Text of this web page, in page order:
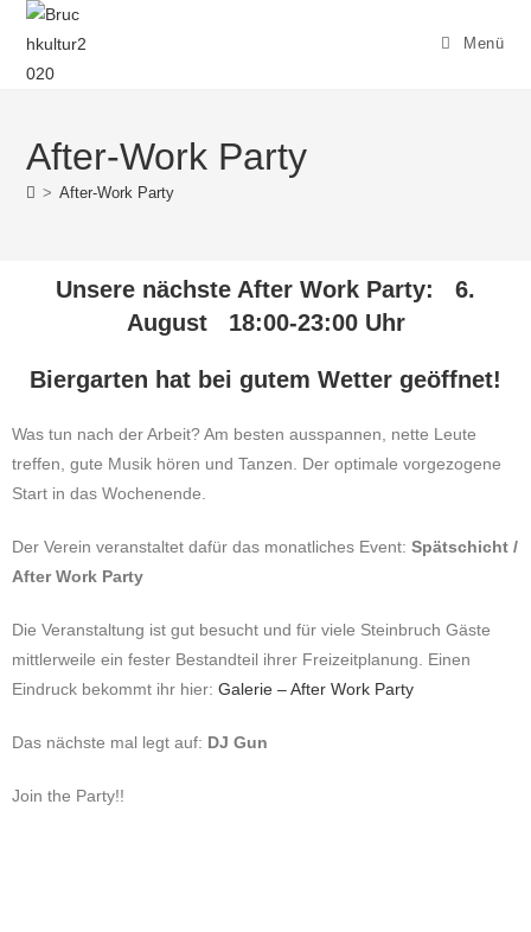
Menü
After-Work Party
> After-Work Party
Unsere nächste After Work Party: 6.
August 18:00-23:00 Uhr
Biergarten hat bei gutem Wetter geöffnet!
Was tun nach der Arbeit? Am besten ausspannen, nette Leute
treffen, gute Musik hören und Tanzen. Der optimale vorgezogene
Start in das Wochenende.
Der Verein veranstaltet dafür das monatliches Event: Spätschicht /
After Work Party
Die Veranstaltung ist gut besucht und für viele Steinbruch Gäste
mittlerweile ein fester Bestandteil ihrer Freizeitplanung. Einen
Eindruck bekommt ihr hier: Galerie – After Work Party
Das nächste mal legt auf: DJ Gun
Join the Party!!